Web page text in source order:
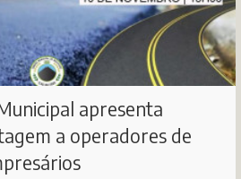
apresenta
a operadores de